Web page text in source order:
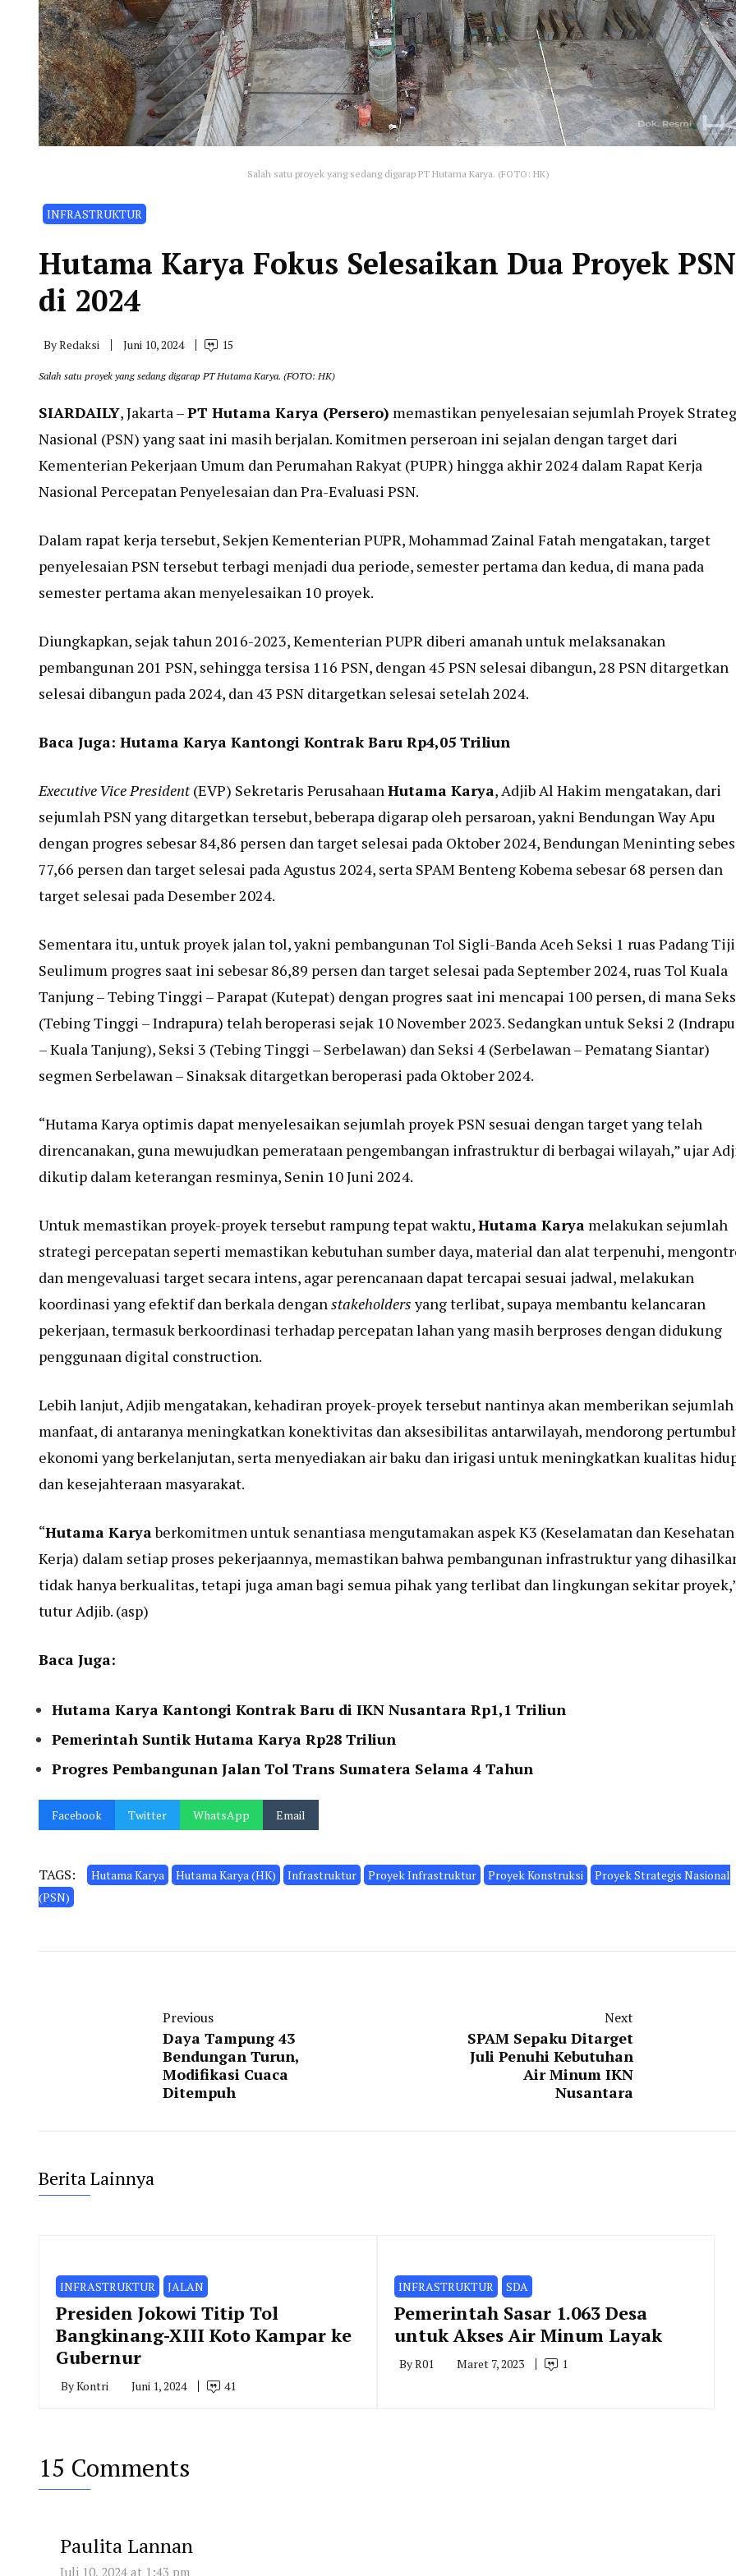
Salah satu proyek yang sedang digarap PT Hutama Karya. (FOTO: HK)
INFRASTRUKTUR
Hutama Karya Fokus Selesaikan Dua Proyek PSN
di 2024
ByRedaksi Juni 10, 2024 15
Salah satu proyek yang sedang digarap PT Hutama Karya. (FOTO: HK)
SIARDAILY, Jakarta –PT Hutama Karya (Persero) memastikan penyelesaian sejumlah Proyek
Nasional (PSN) yang saat ini masih berjalan. Komitmen perseroan ini sejalan dengan target dari
Kementerian Pekerjaan Umum dan Perumahan Rakyat (PUPR) hingga akhir 2024 dalam Rapat Kerja
Nasional Percepatan Penyelesaian dan Pra-Evaluasi PSN.
Dalam rapat kerja tersebut, Sekjen Kementerian PUPR, Mohammad Zainal Fatah mengatakan, target
penyelesaian PSN tersebut terbagi menjadi dua periode, semester pertama dan kedua, di mana pada
semester pertama akan menyelesaikan 10 proyek.
Diungkapkan, sejak tahun 2016-2023, Kementerian PUPR diberi amanah untuk melaksanakan
pembangunan 201 PSN, sehingga tersisa 116 PSN, dengan 45 PSN selesai dibangun, 28 PSN ditargetkan
selesai dibangun pada 2024, dan 43 PSN ditargetkan selesai setelah 2024.
Baca Juga: Hutama Karya Kantongi Kontrak Baru Rp4,05 Triliun
Executive Vice President(EVP) Sekretaris PerusahaanHutama Karya, Adjib Al Hakim mengatakan, dari
sejumlah PSN yang ditargetkan tersebut, beberapa digarap oleh persaroan, yakni Bendungan Way Apu
dengan progres sebesar 84,86 persen dan target selesai pada Oktober 2024, Bendungan Meninting
77,66 persen dan target selesai pada Agustus 2024, serta SPAM Benteng Kobema sebesar 68 persen dan
target selesai pada Desember 2024.
Sementara itu, untuk proyek jalan tol, yakni pembangunan Tol Sigli-Banda Aceh Seksi 1 ruas Padang
Seulimum progres saat ini sebesar 86,89 persen dan target selesai pada September 2024, ruas Tol Kuala
Tanjung – Tebing Tinggi – Parapat (Kutepat) dengan progres saat ini mencapai 100 persen, di mana
(Tebing Tinggi – Indrapura) telah beroperasi sejak 10 November 2023. Sedangkan untuk Seksi 2
– Kuala Tanjung), Seksi 3 (Tebing Tinggi – Serbelawan) dan Seksi 4 (Serbelawan – Pematang Siantar)
segmen Serbelawan – Sinaksak ditargetkan beroperasi pada Oktober 2024.
“Hutama Karya optimis dapat menyelesaikan sejumlah proyek PSN sesuai dengan target yang telah
direncanakan, guna mewujudkan pemerataan pengembangan infrastruktur di berbagai wilayah,” ujar
dikutip dalam keterangan resminya, Senin 10 Juni 2024.
Untuk memastikan proyek-proyek tersebut rampung tepat waktu,Hutama Karya melakukan sejumlah
strategi percepatan seperti memastikan kebutuhan sumber daya, material dan alat terpenuhi,
dan mengevaluasi target secara intens, agar perencanaan dapat tercapai sesuai jadwal, melakukan
koordinasi yang efektif dan berkala denganstakeholdersyang terlibat, supaya membantu kelancaran
pekerjaan, termasuk berkoordinasi terhadap percepatan lahan yang masih berproses dengan didukung
penggunaan digital construction.
Lebih lanjut, Adjib mengatakan, kehadiran proyek-proyek tersebut nantinya akan memberikan sejumlah
manfaat, di antaranya meningkatkan konektivitas dan aksesibilitas antarwilayah, mendorong
ekonomi yang berkelanjutan, serta menyediakan air baku dan irigasi untuk meningkatkan kualitas
dan kesejahteraan masyarakat.
“Hutama Karyaberkomitmen untuk senantiasa mengutamakan aspek K3 (Keselamatan dan Kesehatan
Kerja) dalam setiap proses pekerjaannya, memastikan bahwa pembangunan infrastruktur yang
tidak hanya berkualitas, tetapi juga aman bagi semua pihak yang terlibat dan lingkungan sekitar
tutur Adjib. (asp)
Baca Juga:
Hutama Karya Kantongi Kontrak Baru di IKN Nusantara Rp1,1 Triliun
Pemerintah Suntik Hutama Karya Rp28 Triliun
Progres Pembangunan Jalan Tol Trans Sumatera Selama 4 Tahun
Facebook Twitter WhatsApp Email
TAGS: Hutama Karya Hutama Karya (HK) Infrastruktur Proyek Infrastruktur Proyek Konstruksi
Proyek Strategis Nasional
(PSN)
Previous
Daya Tampung 43
Bendungan Turun,
Modifikasi Cuaca
Ditempuh
Next
SPAM Sepaku Ditarget
Juli Penuhi Kebutuhan
Air Minum IKN
Nusantara
Berita Lainnya
INFRASTRUKTUR JALAN
Presiden Jokowi Titip Tol
Bangkinang-XIII Koto Kampar ke
Gubernur
ByKontri Juni 1, 2024 41
INFRASTRUKTUR SDA
Pemerintah Sasar 1.063 Desa
untuk Akses Air Minum Layak
ByR01 Maret 7, 2023 1
15 Comments
Paulita Lannan
Juli 10, 2024 at 1:43 pm